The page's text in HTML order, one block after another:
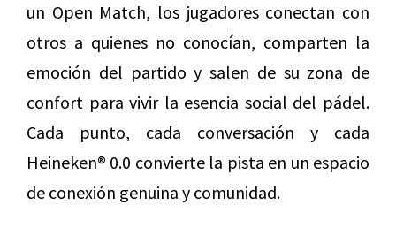
un Open Match, los jugadores conectan con
otros a quienes no conocían, comparten la
emoción del partido y salen de su zona de
confort para vivir la esencia social del pádel.
Cada punto, cada conversación y cada
Heineken® 0.0 convierte la pista en un espacio
de conexión genuina y comunidad.